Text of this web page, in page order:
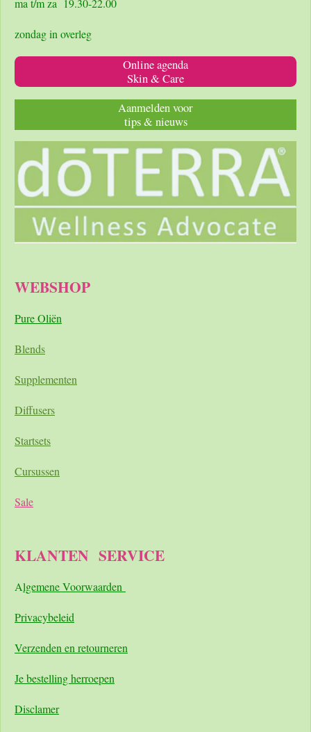
ma t/m za 19.30-22.00
zondag in overleg
Online agenda
Skin & Care
Aanmelden voor
tips & nieuws
WEBSHOP
Pure Oliën
Blends
Supplementen
Diffusers
Startsets
Cursussen
Sale
KLANTEN SERVICE
Algemene Voorwaarden
Privacybeleid
Verzenden en retourneren
Je bestelling herroepen
Disclamer